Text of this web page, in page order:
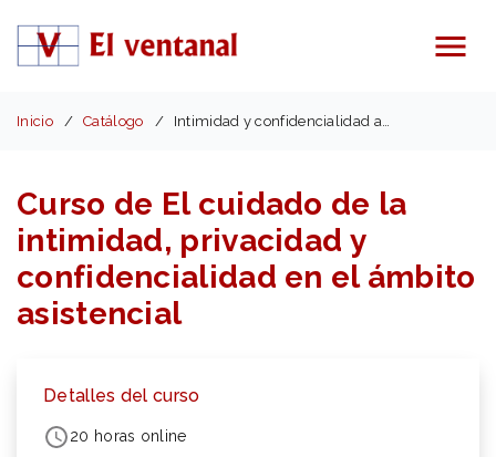
Menú
Inicio Catálogo Intimidad y confidencialidad asistencial
Curso de El cuidado de la
intimidad, privacidad y
confidencialidad en el ámbito
asistencial
Detalles del curso
20 horas online